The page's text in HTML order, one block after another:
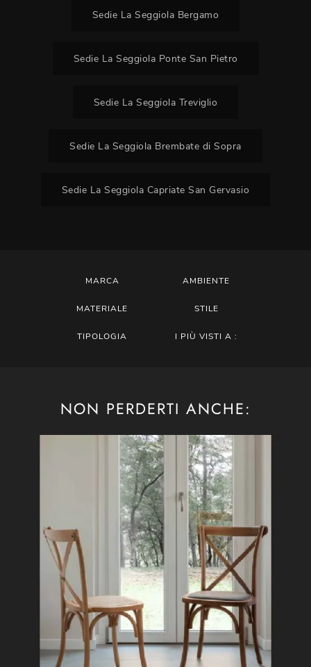
Sedie La Seggiola Bergamo
Sedie La Seggiola Ponte San Pietro
Sedie La Seggiola Treviglio
Sedie La Seggiola Brembate di Sopra
Sedie La Seggiola Capriate San Gervasio
MARCA AMBIENTE
MATERIALE STILE
TIPOLOGIA I PIÙ VISTI A :
NON PERDERTI ANCHE: